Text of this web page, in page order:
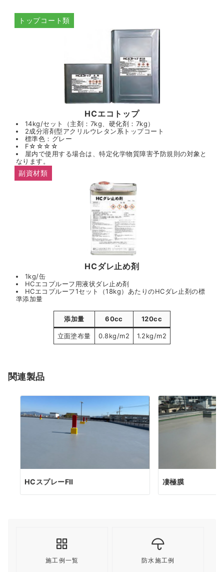
トップコート類
HCエコトップ
14kg/セット（主剤：7kg、硬化剤：7kg）
2成分溶剤型アクリルウレタン系トップコート
標準色：グレー
F☆☆☆☆
屋内で使用する場合は、特定化学物質障害予防規則の対象と
なります。
副資材類
HCダレ止め剤
1kg/缶
HCエコプルーフ用液状ダレ止め剤
HCエコプルーフ1セット（18kg）あたりのHCダレ止剤の標
準添加量
添加量 60cc 120cc
立面塗布量 0.8kg/m2 1.2kg/m2
関連製品
HCスプレーFⅡ 凄極膜
施工例一覧 防水施工例